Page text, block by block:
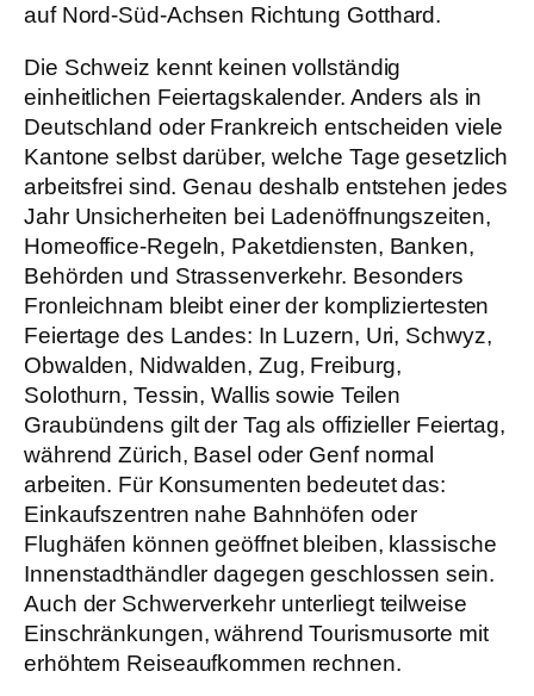
auf Nord-Süd-Achsen Richtung Gotthard.
Die Schweiz kennt keinen vollständig
einheitlichen Feiertagskalender. Anders als in
Deutschland oder Frankreich entscheiden viele
Kantone selbst darüber, welche Tage gesetzlich
arbeitsfrei sind. Genau deshalb entstehen jedes
Jahr Unsicherheiten bei Ladenöffnungszeiten,
Homeoffice-Regeln, Paketdiensten, Banken,
Behörden und Strassenverkehr. Besonders
Fronleichnam bleibt einer der kompliziertesten
Feiertage des Landes: In Luzern, Uri, Schwyz,
Obwalden, Nidwalden, Zug, Freiburg,
Solothurn, Tessin, Wallis sowie Teilen
Graubündens gilt der Tag als offizieller Feiertag,
während Zürich, Basel oder Genf normal
arbeiten. Für Konsumenten bedeutet das:
Einkaufszentren nahe Bahnhöfen oder
Flughäfen können geöffnet bleiben, klassische
Innenstadthändler dagegen geschlossen sein.
Auch der Schwerverkehr unterliegt teilweise
Einschränkungen, während Tourismusorte mit
erhöhtem Reiseaufkommen rechnen.